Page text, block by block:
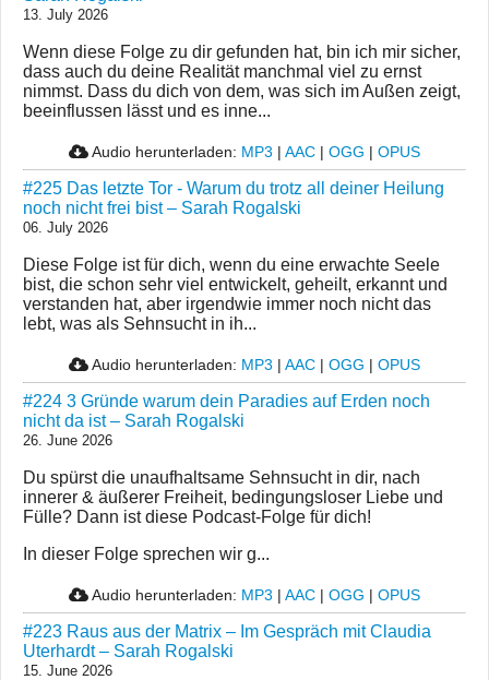
13. July 2026
Wenn diese Folge zu dir gefunden hat, bin ich mir sicher,
dass auch du deine Realität manchmal viel zu ernst
nimmst. Dass du dich von dem, was sich im Außen zeigt,
beeinflussen lässt und es inne...
Audio herunterladen: MP3 | AAC | OGG | OPUS
#225 Das letzte Tor - Warum du trotz all deiner Heilung
noch nicht frei bist – Sarah Rogalski
06. July 2026
Diese Folge ist für dich, wenn du eine erwachte Seele
bist, die schon sehr viel entwickelt, geheilt, erkannt und
verstanden hat, aber irgendwie immer noch nicht das
lebt, was als Sehnsucht in ih...
Audio herunterladen: MP3 | AAC | OGG | OPUS
#224 3 Gründe warum dein Paradies auf Erden noch
nicht da ist – Sarah Rogalski
26. June 2026
Du spürst die unaufhaltsame Sehnsucht in dir, nach
innerer & äußerer Freiheit, bedingungsloser Liebe und
Fülle? Dann ist diese Podcast-Folge für dich!
In dieser Folge sprechen wir g...
Audio herunterladen: MP3 | AAC | OGG | OPUS
#223 Raus aus der Matrix – Im Gespräch mit Claudia
Uterhardt – Sarah Rogalski
15. June 2026